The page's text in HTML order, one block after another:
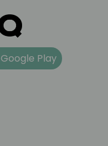
Google Play